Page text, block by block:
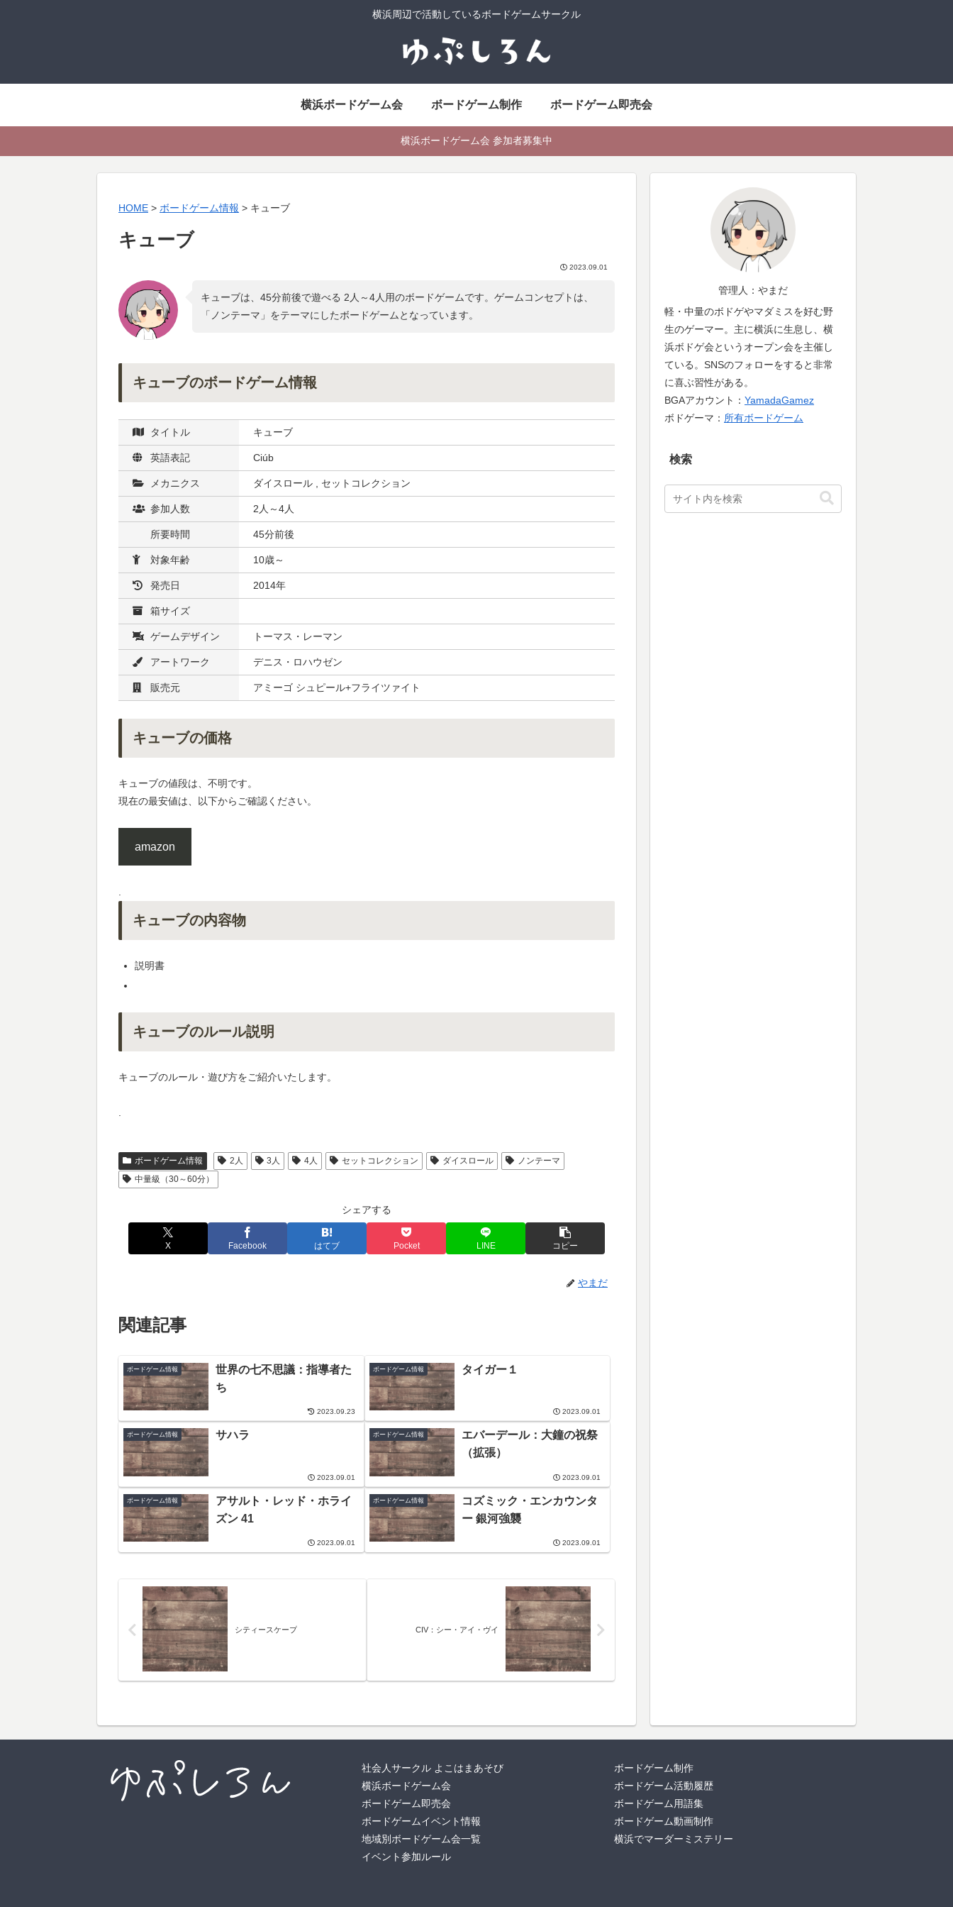
横浜周辺で活動しているボードゲームサークル
横浜ボードゲーム会 ボードゲーム制作 ボードゲーム即売会
横浜ボードゲーム会 参加者募集中
HOME > ボードゲーム情報 > キューブ
キューブ
2023.09.01
キューブは、45分前後で遊べる 2人～4人用のボードゲームです。ゲームコンセプトは、
「 ノンテーマ 」をテーマにしたボードゲームとなっています。
キューブのボードゲーム情報
タイトル キューブ
英語表記 Ciúb
メカニクス ダイスロール , セットコレクション
参加人数 2人～4人
所要時間 45分前後
対象年齢 10歳～
発売日 2014年
箱サイズ
ゲームデザイン トーマス・レーマン
アートワーク デニス・ロハウゼン
販売元 アミーゴ シュピール+フライツァイト
キューブの価格
キューブの値段は、不明です。
現在の最安値は、以下からご確認ください。
amazon
.
キューブの内容物
説明書
キューブのルール説明
キューブのルール・遊び方をご紹介いたします。
.
ボードゲーム情報 2人 3人 4人 セットコレクション ダイスロール
ノンテーマ
中量級（30～60分）
シェアする
X Facebook はてブ Pocket LINE コピー
やまだ
関連記事
ボードゲーム情報
世界の七不思議：指導者た
ち
2023.09.23
ボードゲーム情報 タイガー１
2023.09.01
ボードゲーム情報 サハラ
2023.09.01
ボードゲーム情報
エバーデール：大鐘の祝祭
（拡張）
2023.09.01
ボードゲーム情報
アサルト・レッド・ホライ
ズン 41
2023.09.01
ボードゲーム情報
コズミック・エンカウンタ
ー 銀河強襲
2023.09.01
シティースケープ CIV：シー・アイ・ヴイ
管理人：やまだ
軽・中量のボドゲやマダミスを好む野
生のゲーマー。主に横浜に生息し、横
浜ボドゲ会というオープン会を主催し
ている。SNSのフォローをすると非常
に喜ぶ習性がある。
BGAアカウント： YamadaGamez
ボドゲーマ： 所有ボードゲーム
検索
社会人サークル よこはまあそび
横浜ボードゲーム会
ボードゲーム即売会
ボードゲームイベント情報
地域別ボードゲーム会一覧
イベント参加ルール
ボードゲーム制作
ボードゲーム活動履歴
ボードゲーム用語集
ボードゲーム動画制作
横浜でマーダーミステリー